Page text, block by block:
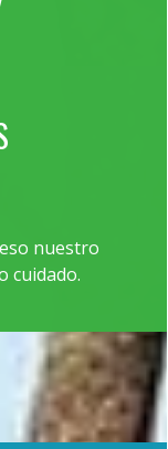
nuestro
cuidado.